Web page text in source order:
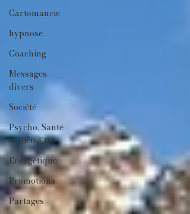
Cartomancie
hypnose
Coaching
Messages
divers
Société
Psycho, Santé
& Bien-Etre
Energétique
Promotions
Partages